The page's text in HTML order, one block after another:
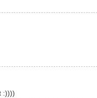
:))))